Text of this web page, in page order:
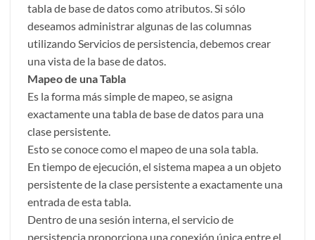
tabla de base de datos como atributos. Si sólo
deseamos administrar algunas de las columnas
utilizando Servicios de persistencia, debemos crear
una vista de la base de datos.
Mapeo de una Tabla
Es la forma más simple de mapeo, se asigna
exactamente una tabla de base de datos para una
clase persistente.
Esto se conoce como el mapeo de una sola tabla.
En tiempo de ejecución, el sistema mapea a un objeto
persistente de la clase persistente a exactamente una
entrada de esta tabla.
Dentro de una sesión interna, el servicio de
persistencia proporciona una conexión única entre el